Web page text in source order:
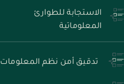
الاستجابة للطوارئ
المعلوماتية
تدقيق أمن نظم المعلومات